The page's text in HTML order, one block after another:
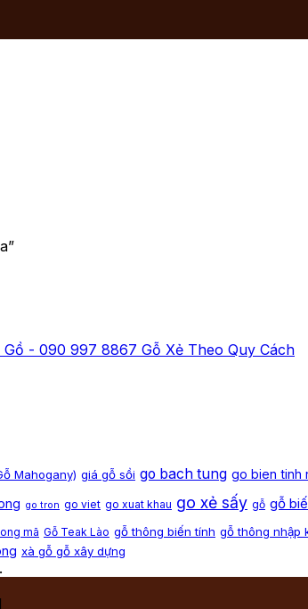
Gồ - 090 997 8867 Gỗ Xẻ Theo Quy Cách
Mahogany) giá gỗ sồi go bach tung go bien tinh
go tron go viet go xuat khau go xẻ sấy gỗ gỗ
mã Gỗ Teak Lào gỗ thông biến tính gỗ thông nhập
xà gỗ gỗ xây dựng